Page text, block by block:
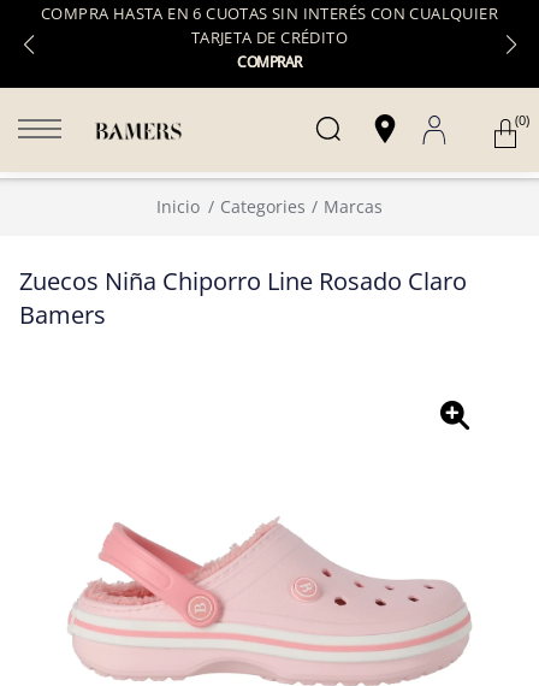
COMPRA HASTA EN 6 CUOTAS SIN INTERÉS CON CUALQUIER
TARJETA DE CRÉDITO
COMPRAR
(0)
Inicio Categories Marcas
Zuecos Niña Chiporro Line Rosado Claro
Bamers